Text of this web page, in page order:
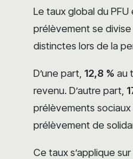
Le taux global du PFU
prélèvement se
distinctes lors de la
D’une part, 12,8 % au
revenu. D’autre part,
prélèvements sociaux
prélèvement de
Ce taux s’applique